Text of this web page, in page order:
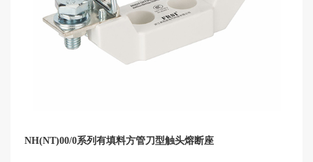
NH(NT)00/0系列有填料方管刀型触头熔断座